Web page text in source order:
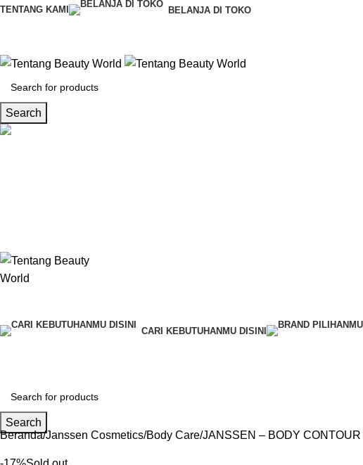
TENTANG KAMI
BELANJA DI TOKO
Search
CARI KEBUTUHANMU DISINI
Search
Beranda Janssen Cosmetics Body Care JANSSEN – BODY